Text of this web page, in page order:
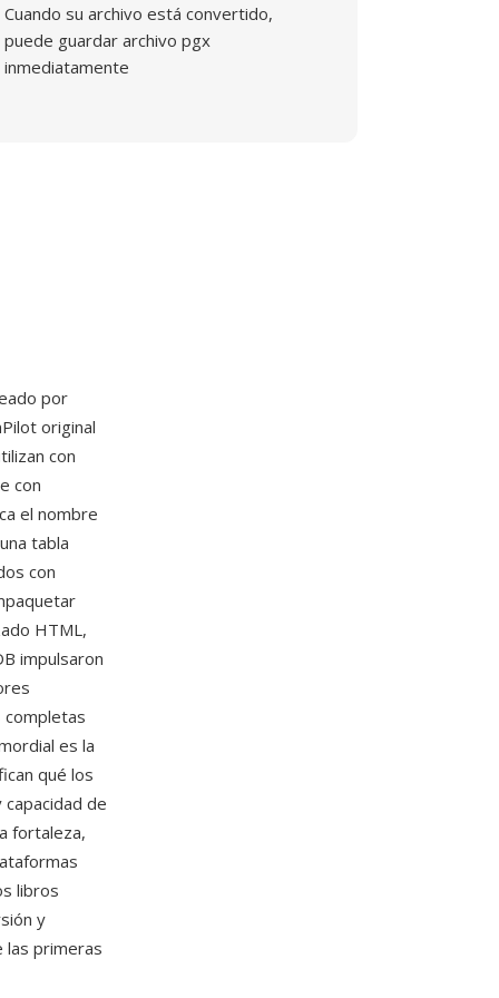
Cuando su archivo está convertido,
puede guardar archivo pgx
inmediatamente
por
original
con
con
el nombre
tabla
con
HTML,
impulsaron
completas
es la
qué los
de
fortaleza,
libros
y
las primeras